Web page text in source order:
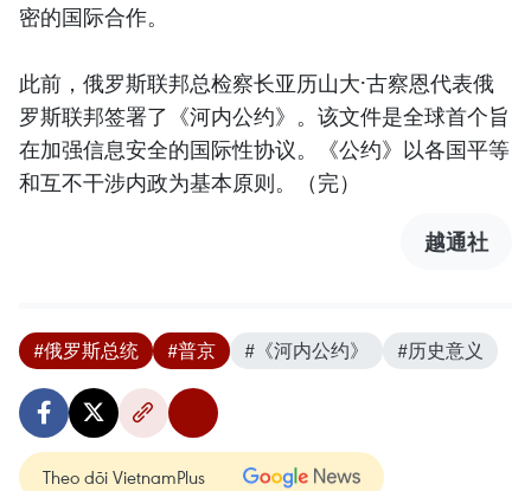
密的国际合作。
此前，俄罗斯联邦总检察长亚历山大·古察恩代表俄
罗斯联邦签署了《河内公约》。该文件是全球首个旨
在加强信息安全的国际性协议。《公约》以各国平等
和互不干涉内政为基本原则。（完）
越通社
#俄罗斯总统 #普京 #《河内公约》 #历史意义
Theo dõi VietnamPlus